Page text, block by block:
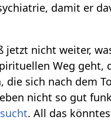
damit er
nicht weiter,
Weg geht,
die sich nach dem
nicht so gut
. All das